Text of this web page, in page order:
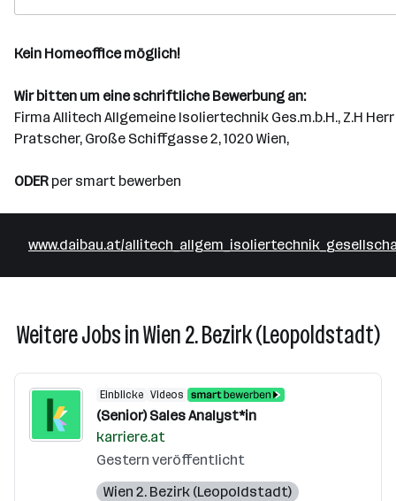
Kein Homeoffice möglich!
Wir bitten um eine schriftliche Bewerbung an:
Firma Allitech Allgemeine Isoliertechnik Ges.m.b.H., Z.H
Pratscher, Große Schiffgasse 2, 1020 Wien,
ODER per smart bewerben
www.daibau.at/
Weitere Jobs in Wien 2. Bezirk (Leopoldstadt)
Einblicke Videos
(Senior) Sales Analyst*in
karriere.at
Gestern veröffentlicht
Wien 2. Bezirk (Leopoldstadt)